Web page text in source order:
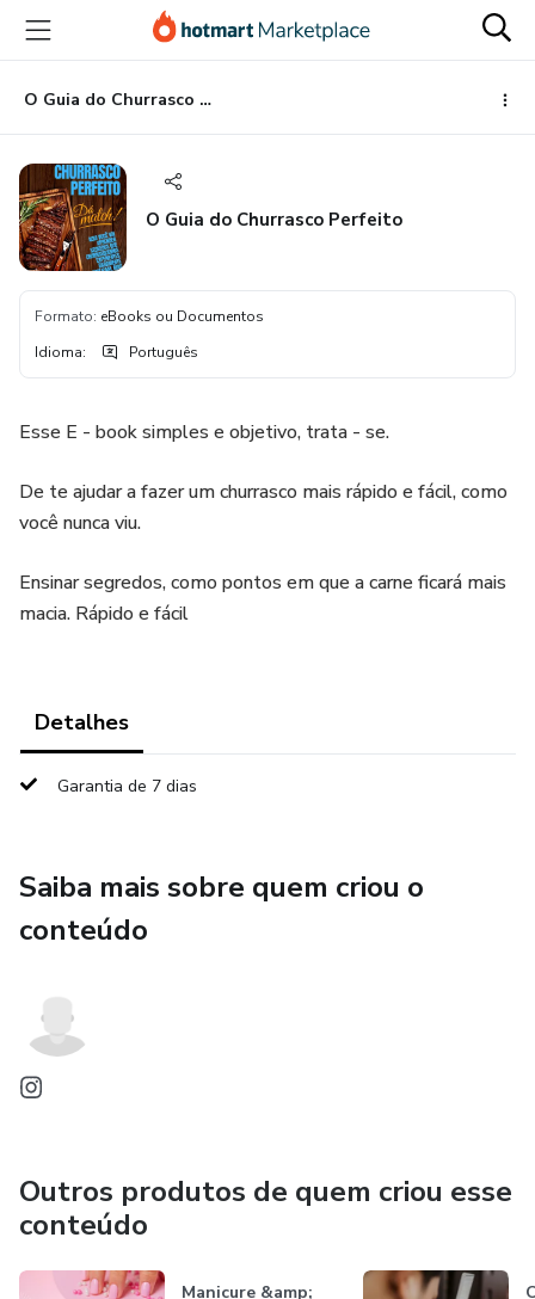
para
conteúdo
principal
para
pagamento
para
rodapé
O Guia do Churrasco Perfeito
O Guia do Churrasco Perfeito
Formato: eBooks ou Documentos
Idioma: Português
Esse E - book simples e objetivo, trata - se.
De te ajudar a fazer um churrasco mais rápido e fácil, como
você nunca viu.
Ensinar segredos, como pontos em que a carne ficará mais
macia. Rápido e fácil
Detalhes
Garantia de 7 dias
Saiba mais sobre quem criou o
conteúdo
Outros produtos de quem criou esse
conteúdo
Manicure &amp;